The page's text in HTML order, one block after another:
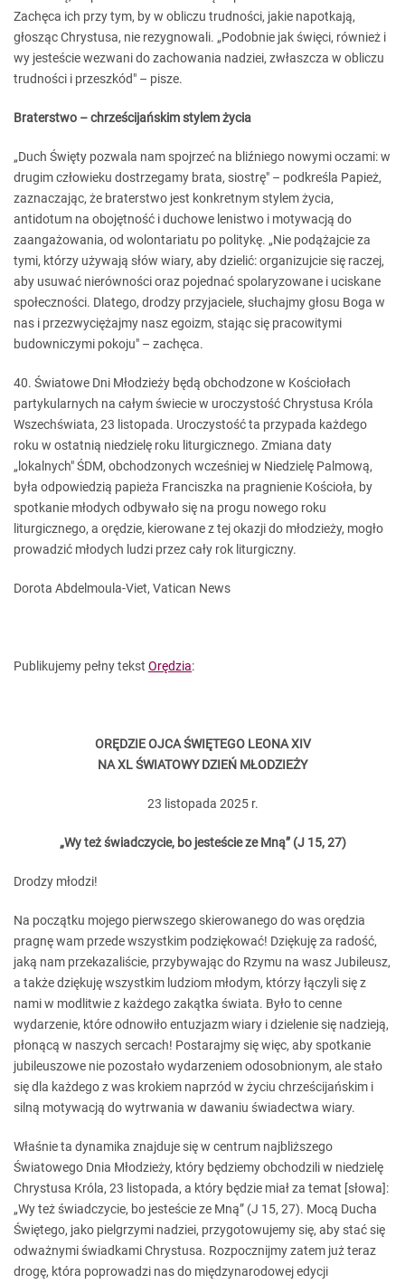
Zachęca ich przy tym, by w obliczu trudności, jakie napotkają,
głosząc Chrystusa, nie rezygnowali. „Podobnie jak święci, również i
wy jesteście wezwani do zachowania nadziei, zwłaszcza w obliczu
trudności i przeszkód" – pisze.
Braterstwo – chrześcijańskim stylem życia
„Duch Święty pozwala nam spojrzeć na bliźniego nowymi oczami: w
drugim człowieku dostrzegamy brata, siostrę" – podkreśla Papież,
zaznaczając, że braterstwo jest konkretnym stylem życia,
antidotum na obojętność i duchowe lenistwo i motywacją do
zaangażowania, od wolontariatu po politykę. „Nie podążajcie za
tymi, którzy używają słów wiary, aby dzielić: organizujcie się raczej,
aby usuwać nierówności oraz pojednać spolaryzowane i uciskane
społeczności. Dlatego, drodzy przyjaciele, słuchajmy głosu Boga w
nas i przezwyciężajmy nasz egoizm, stając się pracowitymi
budowniczymi pokoju" – zachęca.
40. Światowe Dni Młodzieży będą obchodzone w Kościołach
partykularnych na całym świecie w uroczystość Chrystusa Króla
Wszechświata, 23 listopada. Uroczystość ta przypada każdego
roku w ostatnią niedzielę roku liturgicznego. Zmiana daty
„lokalnych" ŚDM, obchodzonych wcześniej w Niedzielę Palmową,
była odpowiedzią papieża Franciszka na pragnienie Kościoła, by
spotkanie młodych odbywało się na progu nowego roku
liturgicznego, a orędzie, kierowane z tej okazji do młodzieży, mogło
prowadzić młodych ludzi przez cały rok liturgiczny.
Dorota Abdelmoula-Viet, Vatican News
Publikujemy pełny tekst Orędzia:
ORĘDZIE OJCA ŚWIĘTEGO LEONA XIV
NA XL ŚWIATOWY DZIEŃ MŁODZIEŻY
23 listopada 2025 r.
„Wy też świadczycie, bo jesteście ze Mną” (J 15, 27)
Drodzy młodzi!
Na początku mojego pierwszego skierowanego do was orędzia
pragnę wam przede wszystkim podziękować! Dziękuję za radość,
jaką nam przekazaliście, przybywając do Rzymu na wasz Jubileusz,
a także dziękuję wszystkim ludziom młodym, którzy łączyli się z
nami w modlitwie z każdego zakątka świata. Było to cenne
wydarzenie, które odnowiło entuzjazm wiary i dzielenie się nadzieją,
płonącą w naszych sercach! Postarajmy się więc, aby spotkanie
jubileuszowe nie pozostało wydarzeniem odosobnionym, ale stało
się dla każdego z was krokiem naprzód w życiu chrześcijańskim i
silną motywacją do wytrwania w dawaniu świadectwa wiary.
Właśnie ta dynamika znajduje się w centrum najbliższego
Światowego Dnia Młodzieży, który będziemy obchodzili w niedzielę
Chrystusa Króla, 23 listopada, a który będzie miał za temat [słowa]:
„Wy też świadczycie, bo jesteście ze Mną” (J 15, 27). Mocą Ducha
Świętego, jako pielgrzymi nadziei, przygotowujemy się, aby stać się
odważnymi świadkami Chrystusa. Rozpocznijmy zatem już teraz
drogę, która poprowadzi nas do międzynarodowej edycji